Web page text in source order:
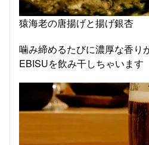
猿海老の唐揚げと揚げ銀杏
噛み締めるたびに濃厚な香り
EBISUを飲み干しちゃいます